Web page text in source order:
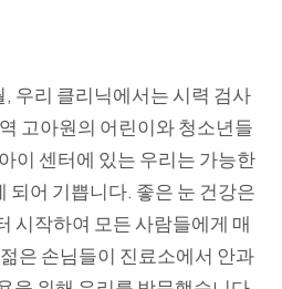
우리 클리닉에서는 시력 검사
고아원의 어린이와 청소년들
이 센터에 있는 우리는 가능한
되어 기쁩니다. 좋은 눈 건강은
시작하여 모든 사람들에게 매
은 손님들이 진료소에서 안과